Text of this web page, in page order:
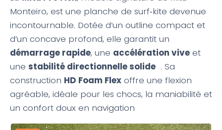
Monteiro, est une planche de surf‑kite devenue
incontournable. Dotée d’un outline compact et
d’un concave profond, elle garantit un
démarrage rapide, une accélération vive et
une stabilité directionnelle solide . Sa
construction HD Foam Flex offre une flexion
agréable, idéale pour les chocs, la maniabilité et
un confort doux en navigation